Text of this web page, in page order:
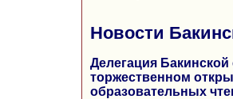
Новости
Делегация
торжественном
образовательных